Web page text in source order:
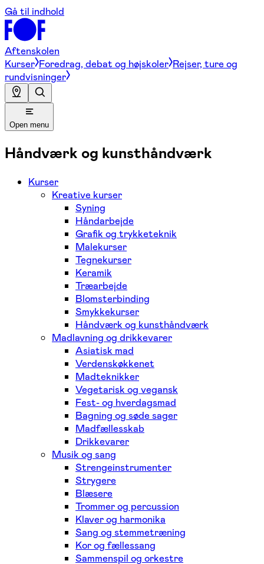
Gå til indhold
Aftenskolen
Kurser Foredrag, debat og højskoler Rejser, ture og
rundvisninger
Open menu
Håndværk og kunsthåndværk
Kurser
Kreative kurser
Syning
Håndarbejde
Grafik og trykketeknik
Malekurser
Tegnekurser
Keramik
Træarbejde
Blomsterbinding
Smykkekurser
Håndværk og kunsthåndværk
Madlavning og drikkevarer
Asiatisk mad
Verdenskøkkenet
Madteknikker
Vegetarisk og vegansk
Fest- og hverdagsmad
Bagning og søde sager
Madfællesskab
Drikkevarer
Musik og sang
Strengeinstrumenter
Strygere
Blæsere
Trommer og percussion
Klaver og harmonika
Sang og stemmetræning
Kor og fællessang
Sammenspil og orkestre